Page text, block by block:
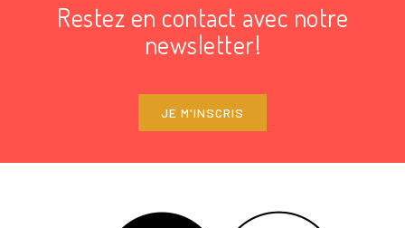
Restez en contact avec notre
newsletter!
JE M'INSCRIS